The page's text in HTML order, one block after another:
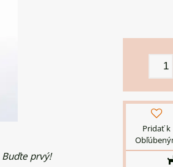
prvý!
Pridať k